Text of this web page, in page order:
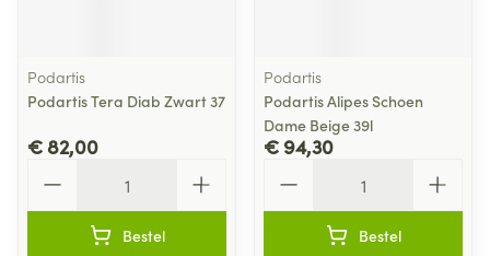
Podartis
Podartis Tera Diab Zwart 37
€ 82,00
Bestel
Podartis
Podartis Alipes Schoen
Dame Beige 39l
€ 94,30
Bestel